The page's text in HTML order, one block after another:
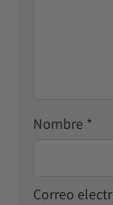
Nombre *
Correo